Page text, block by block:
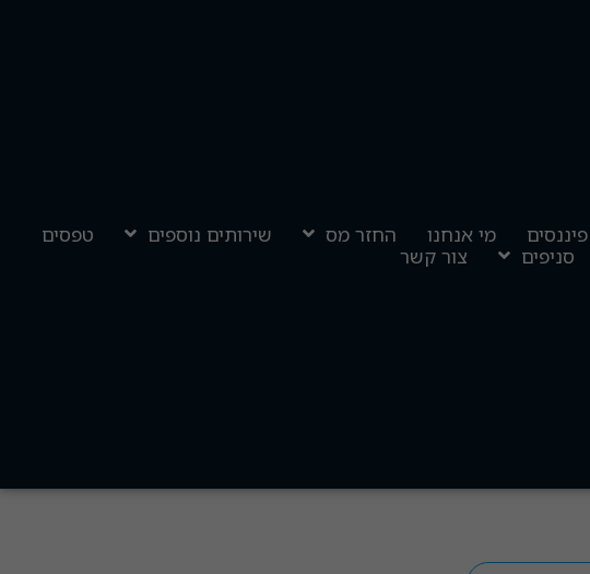
מי אנחנו החזר מס שירותים נוספים
טפסים
סניפים צור קשר